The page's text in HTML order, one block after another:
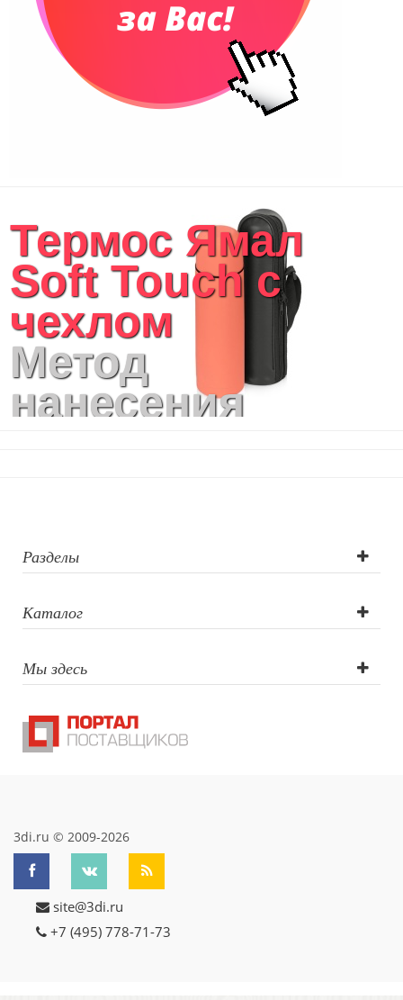
Термос Ямал
Soft Touch с
чехлом
Метод
нанесения
лазер),
Тиснение,
Гравировка
(CO2 лазер)
Разделы
Каталог
Мы здесь
3di.ru © 2009-2026
site@3di.ru
+7 (495) 778-71-73